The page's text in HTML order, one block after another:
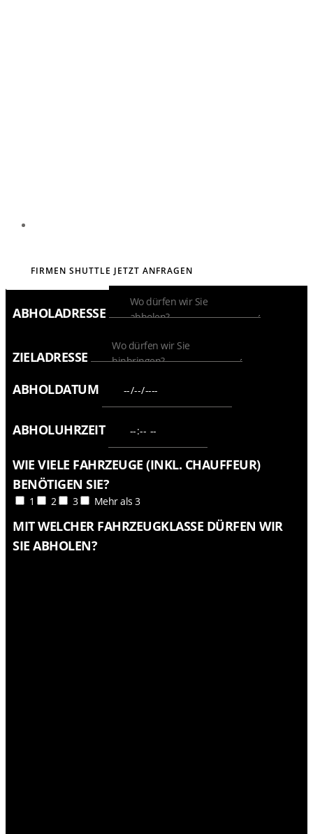
FIRMEN SHUTTLE JETZT ANFRAGEN
ABHOLADRESSE
ZIELADRESSE
ABHOLDATUM
ABHOLUHRZEIT
WIE VIELE FAHRZEUGE (INKL. CHAUFFEUR)
BENÖTIGEN SIE?
1 2 3 Mehr als 3
MIT WELCHER FAHRZEUGKLASSE DÜRFEN WIR
SIE ABHOLEN?